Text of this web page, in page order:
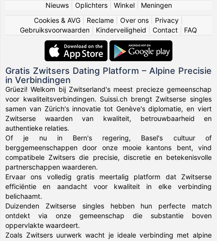
Nieuws| Oplichters| Winkel| Meningen
Cookies & AVG
Reclame Over ons Privacy
Gebruiksvoorwaarden
Kinderveiligheid Contact FAQ
Gratis Zwitsers Dating Platform – Alpine Precisie
in Verbindingen
Grüezi! Welkom bij Zwitserland's meest precieze gemeenschap
voor kwaliteitsverbindingen. Suissi.ch brengt Zwitserse singles
samen van Zürich's innovatie tot Genève's diplomatie, en viert
Zwitserse waarden van kwaliteit, betrouwbaarheid en
authentieke relaties.
Of je nu in Bern's regering, Basel's cultuur of
berggemeenschappen door onze mooie kantons bent, vind
compatibele Zwitsers die precisie, discretie en betekenisvolle
partnerschappen waarderen.
Ervaar ons volledig gratis meertalig platform dat Zwitserse
efficiëntie en aandacht voor kwaliteit in elke verbinding
belichaamt.
Duizenden Zwitserse singles hebben hun perfecte match
ontdekt via onze gemeenschap die substantie boven
oppervlakte waardeert.
Zoals Zwitsers uurwerk wacht je ideale verbinding met alpine